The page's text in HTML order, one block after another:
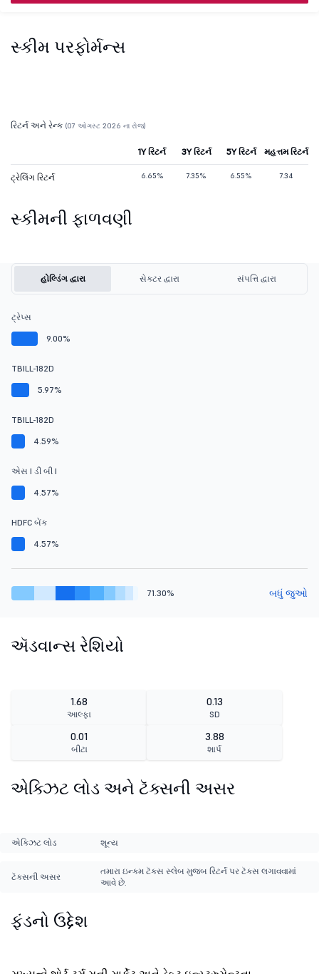
સ્કીમ પરફોર્મન્સ
રિટર્ન અને રેન્ક (07 ઓગસ્ટ 2026 ના રોજ)
1Y રિટર્ન 3Y રિટર્ન 5Y રિટર્ન મહત્તમ રિટર્ન
ટ્રેલિંગ રિટર્ન 6.65% 7.35% 6.55% 7.34
સ્કીમની ફાળવણી
હોલ્ડિંગ દ્વારા સેક્ટર દ્વારા સંપત્તિ દ્વારા
ટ્રેપ્સ
9.00%
TBILL-182D
5.97%
TBILL-182D
4.59%
એસ I ડી બી I
4.57%
HDFC બેંક
4.57%
71.30% બધું જુઓ
ઍડવાન્સ રેશિયો
1.68
આલ્ફા
0.13
SD
0.01
બીટા
3.88
શાર્પ
એક્ઝિટ લોડ અને ટૅક્સની અસર
એક્ઝિટ લોડ શૂન્ય
ટૅક્સની અસર
તમારા ઇન્કમ ટૅક્સ સ્લેબ મુજબ રિટર્ન પર ટૅક્સ લગાવવામાં
આવે છે.
ફંડનો ઉદ્દેશ